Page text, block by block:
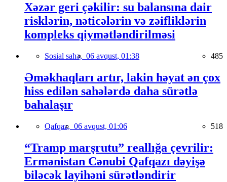
Xəzər geri çəkilir: su balansına dair
risklərin, nəticələrin və zəifliklərin
kompleks qiymətləndirilməsi
Sosial sahə, 06 avqust, 01:38 485
Əməkhaqları artır, lakin həyat ən çox
hiss edilən sahələrdə daha sürətlə
bahalaşır
Qafqaz, 06 avqust, 01:06 518
“Tramp marşrutu” reallığa çevrilir:
Ermənistan Cənubi Qafqazı dəyişə
biləcək layihəni sürətləndirir